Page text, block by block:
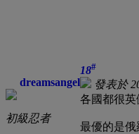
dreamsangel
初級忍者
18#
發表於
各國都很英
最優的是俄